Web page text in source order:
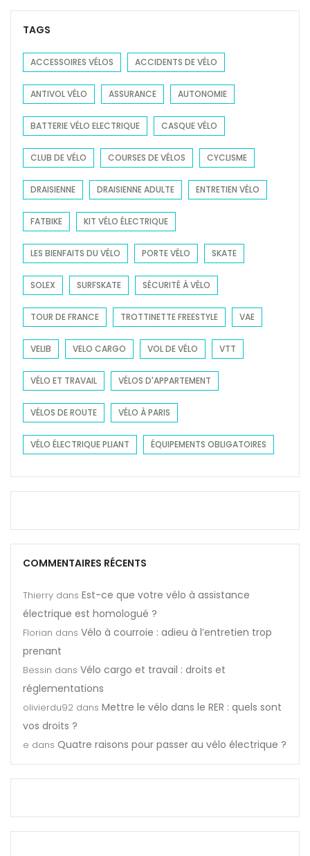
r
c
f
r
:
TAGS
ACCESSOIRES VÉLOS ACCIDENTS DE VÉLO
ANTIVOL VÉLO ASSURANCE AUTONOMIE
BATTERIE VÉLO ELECTRIQUE CASQUE VÉLO
CLUB DE VÉLO COURSES DE VÉLOS CYCLISME
DRAISIENNE DRAISIENNE ADULTE ENTRETIEN VÉLO
FATBIKE KIT VÉLO ÉLECTRIQUE
LES BIENFAITS DU VÉLO PORTE VÉLO SKATE
SOLEX SURFSKATE SÉCURITÉ À VÉLO
TOUR DE FRANCE TROTTINETTE FREESTYLE VAE
VELIB VELO CARGO VOL DE VÉLO VTT
VÉLO ET TRAVAIL VÉLOS D'APPARTEMENT
VÉLOS DE ROUTE VÉLO À PARIS
VÉLO ÉLECTRIQUE PLIANT ÉQUIPEMENTS OBLIGATOIRES
COMMENTAIRES RÉCENTS
Thierry dans Est-ce que votre vélo à assistance
électrique est homologué ?
Florian dans Vélo à courroie : adieu à l’entretien trop
prenant
Bessin dans Vélo cargo et travail : droits et
réglementations
olivierdu92 dans Mettre le vélo dans le RER : quels sont
vos droits ?
e dans Quatre raisons pour passer au vélo électrique ?